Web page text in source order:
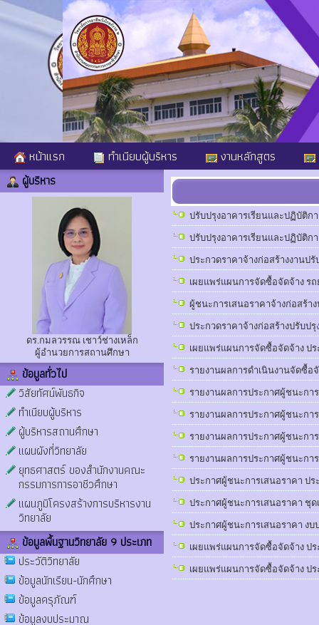
หน้าแรก ทำเนียบผู้บริหาร งานหลักสูตร
ผู้บริหาร
ดร.กมลวรรณ เชาว์ช่างเหล็ก
ผู้อำนวยการสถานศึกษา
ข้อมูลทั่วไป
วิสัยทัศน์พันธกิจ
ทำเนียบผู้บริหาร
ผู้บริหารสถานศึกษา
แผนผังที่วิทยาลัย
ยุทธศาสตร์ ของสำนักงานคณะ
กรรมการการอาชีวศึกษา
แผนภูมิโครงสร้างการบริหารงาน
วิทยาลัย
ข้อมูลพื้นฐานวิทยาลัย 9 ประเภท
ประวัติวิทยาลัย
ข้อมูลนักเรียน-นักศึกษา
ข้อมูลครุภัณฑ์
ข้อมูลงบประมาณ
ปรับปรุงอาคารเรียนและปฏิบัติก
ปรับปรุงอาคารเรียนและปฏิบัติก
ประกวดราคาจ้างก่อสร้างงานป
เผยแพร่แผนการจัดซื้อจัดจ้าง ร
ผู้ชนะการเสนอราคาจ้างก่อสร้า
ประกวดราคาจ้างก่อสร้างปรับป
เผยแพร่แผนการจัดซื้อจัดจ้าง ป
รายงานผลการดำเนินงานจัดซื้อ
รายงานผลการประกาศผู้ชนะกา
รายงานผลการประกาศผู้ชนะกา
รายงานผลการประกาศผู้ชนะกา
รายงานผลการประกาศผู้ชนะกา
ประกาศผู้ชนะการเสนอราคา ป
ประกาศผู้ชนะการเสนอราคา ชุ
ประกาศผู้ชนะการเสนอราคา ง
เผยแพร่แผนการจัดซื้อจัดจ้าง ป
เผยแพร่แผนการจัดซื้อจัดจ้าง ป